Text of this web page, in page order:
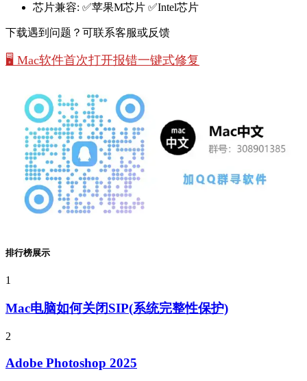
芯片兼容: ✅苹果M芯片 ✅Intel芯片
下载遇到问题？可联系客服或反馈
🖥️ Mac软件首次打开报错一键式修复
排行榜展示
1
Mac电脑如何关闭SIP(系统完整性保护)
2
Adobe Photoshop 2025